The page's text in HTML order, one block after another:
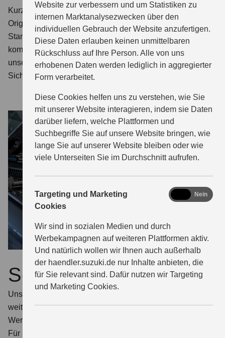
Website zur verbessern und um Statistiken zu
internen Marktanalysezwecken über den
individuellen Gebrauch der Website anzufertigen.
Diese Daten erlauben keinen unmittelbaren
Rückschluss auf Ihre Person. Alle von uns
erhobenen Daten werden lediglich in aggregierter
Form verarbeitet.
Diese Cookies helfen uns zu verstehen, wie Sie
mit unserer Website interagieren, indem sie Daten
darüber liefern, welche Plattformen und
Suchbegriffe Sie auf unsere Website bringen, wie
lange Sie auf unserer Website bleiben oder wie
viele Unterseiten Sie im Durchschnitt aufrufen.
Targeting und Marketing
Cookies
Wir sind in sozialen Medien und durch
Werbekampagnen auf weiteren Plattformen aktiv.
Und natürlich wollen wir Ihnen auch außerhalb
der haendler.suzuki.de nur Inhalte anbieten, die
für Sie relevant sind. Dafür nutzen wir Targeting
und Marketing Cookies.
marketing
Nein
Kurz:
Es ist die beste Entscheidung für Ihren Suzuki.
Original Service, Teile und Zubehör erfüllen die hohen
Standards, die Ihren Suzuki so zuverlässig machen. Hinzu
kommt dieeinfache und kostensparenden Montage
unser speziell geschultes Personal - das trägt zur
Sicherheit bei jeder Fahrt bei.
Service
Unser Personal wird kontinuierlich für alle Suzuki Modelle
weitergebildet und nutzt spezielle Suzuki spezifische
Werkzeuge.
Für Sie heißt das: mehr Sicherheit.